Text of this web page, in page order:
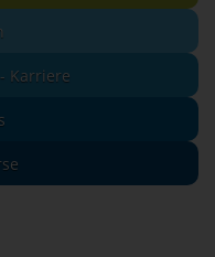
Karriere